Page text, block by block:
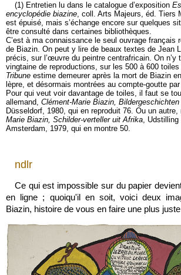
(1) Entretien lu dans le catalogue d’exposition
encyclopédie biazine, coll. Arts Majeurs, éd. Tiers
est épuisé, mais s’échange encore sur quelques
être consulté dans certaines bibliothèques.
C’est à ma connaissance le seul ouvrage français
de Biazin. On peut y lire de beaux textes de Jean
précis, sur l’œuvre du peintre centrafricain. On n’y
vingtaine de reproductions, sur les 500 à 600 toiles
Tribune estime demeurer après la mort de Biazin
lèpre, et désormais montrées au compte-goutte
Pour qui veut voir davantage de toiles, il faut se
allemand, Clément-Marie Biazin,
Düsseldorf, 1980, qui en reproduit 76. Ou un autre,
Marie Biazin, Schilder-verteller uit Afrika, Udstilling
Amsterdam, 1979, qui en montre 50.
ndlr
Ce qui est impossible sur du papier
en ligne ; quoiqu'il en soit, voici deux
Biazin, histoire de vous en faire une plus